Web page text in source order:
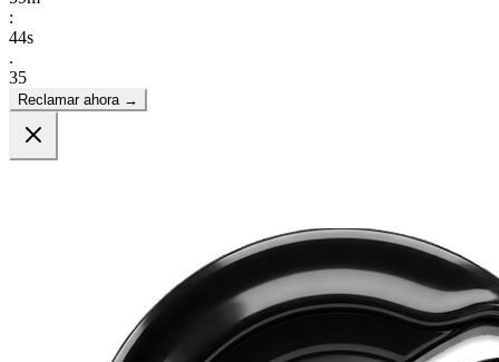
:
41s
.
55
Reclamar ahora →